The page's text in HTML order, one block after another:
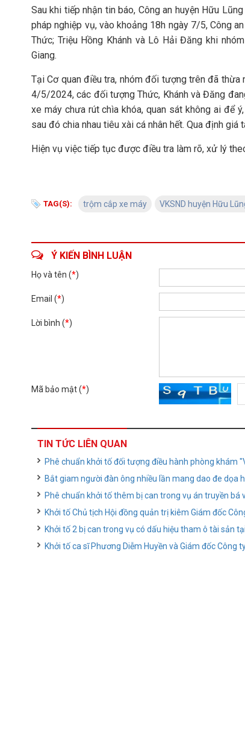
Sau khi tiếp nhận tin báo, Công an huyện Hữu
pháp nghiệp vụ, vào khoảng 18h ngày 7/5, Công
Thức; Triệu Hồng Khánh và Lô Hải Đăng khi
Giang.
Tại Cơ quan điều tra, nhóm đối tượng trên đã
4/5/2024, các đối tượng Thức, Khánh và Đăng
xe máy chưa rút chìa khóa, quan sát không ai
sau đó chia nhau tiêu xài cá nhân hết. Qua định
Hiện vụ việc tiếp tục được điều tra làm rõ, xử lý
TAG(S): trộm cắp xe máy VKSND huyện Hữu
Ý KIẾN BÌNH LUẬN
Họ và tên (*)
Email (*)
Lời bình (*)
Mã bảo mật (*)
TIN TỨC LIÊN QUAN
Phê chuẩn khởi tố đối tượng điều hành phòng khám
Bắt giam người đàn ông nhiều lần mang dao đe dọa
Phê chuẩn khởi tố thêm bị can trong vụ án truyền bá
Khởi tố Chủ tịch Hội đồng quản trị kiêm Giám đốc
Khởi tố 2 bị can trong vụ có dấu hiệu tham ô tài sản
Khởi tố ca sĩ Phương Diễm Huyền và Giám đốc Công